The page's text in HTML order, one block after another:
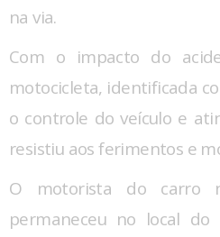
na via.
Com o impacto do
motocicleta, identificada
o controle do veículo e
resistiu aos ferimentos e
O motorista do carro
permaneceu no local